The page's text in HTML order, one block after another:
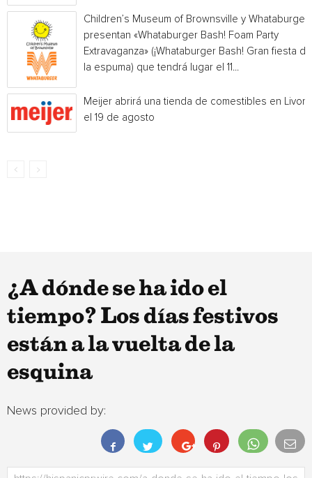
Children’s Museum of Brownsville y Whataburger
presentan «Whataburger Bash! Foam Party
Extravaganza» (¡Whataburger Bash! Gran fiesta de
la espuma) que tendrá lugar el 11...
Meijer abrirá una tienda de comestibles en
el 19 de agosto
¿A dónde se ha ido el
tiempo? Los días festivos
están a la vuelta de la
esquina
News provided by: